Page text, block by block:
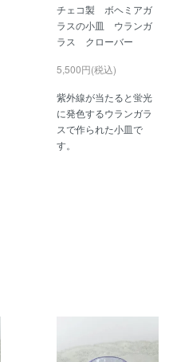
チェコ製 ボヘミアガ
ラスの小皿 ウランガ
ラス クローバー
5,500円(税込)
紫外線が当たると蛍光
に発色するウランガラ
スで作られた小皿で
す。